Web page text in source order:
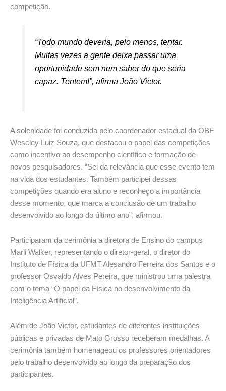
competição.
“Todo mundo deveria, pelo menos, tentar.
Muitas vezes a gente deixa passar uma
oportunidade sem nem saber do que seria
capaz. Tentem!”, afirma João Victor.
A solenidade foi conduzida pelo coordenador estadual da OBF
Wescley Luiz Souza, que destacou o papel das competições
como incentivo ao desempenho científico e formação de
novos pesquisadores. “Sei da relevância que esse evento tem
na vida dos estudantes. Também participei dessas
competições quando era aluno e reconheço a importância
desse momento, que marca a conclusão de um trabalho
desenvolvido ao longo do último ano”, afirmou.
Participaram da cerimônia a diretora de Ensino do campus
Marli Walker, representando o diretor-geral, o diretor do
Instituto de Física da UFMT Alesandro Ferreira dos Santos e o
professor Osvaldo Alves Pereira, que ministrou uma palestra
com o tema “O papel da Física no desenvolvimento da
Inteligência Artificial”.
Além de João Victor, estudantes de diferentes instituições
públicas e privadas de Mato Grosso receberam medalhas. A
cerimônia também homenageou os professores orientadores
pelo trabalho desenvolvido ao longo da preparação dos
participantes.